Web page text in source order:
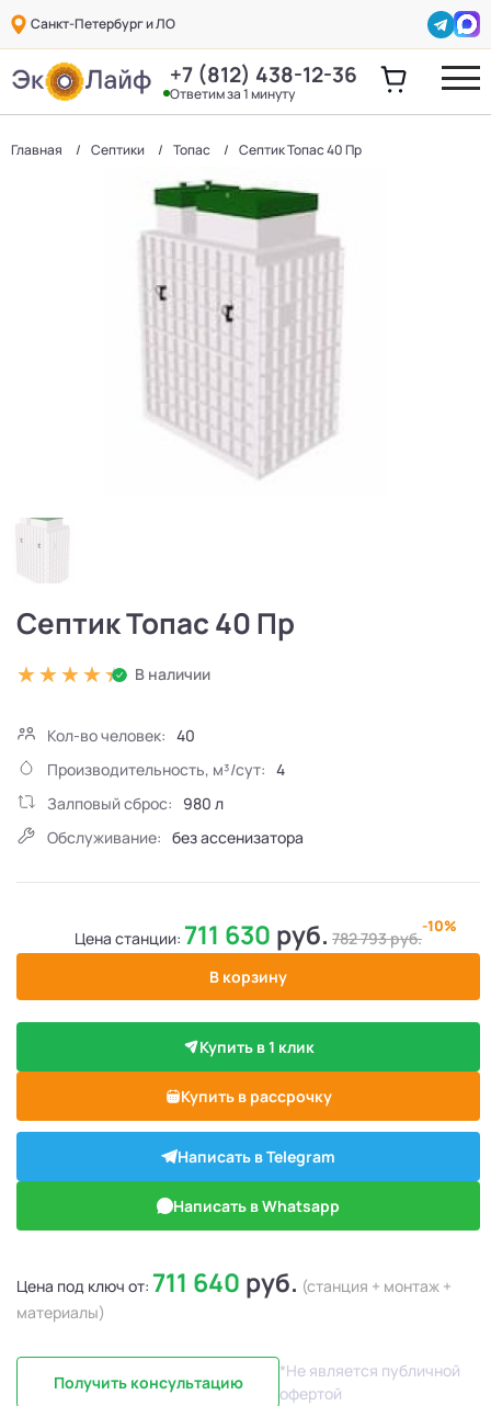
Санкт-Петербург и ЛО
+7 (812) 438-12-36
Ответим за 1 минуту
Главная Септики Топас Септик Топас 40 Пр
Септик Топас 40 Пр
В наличии
Кол-во человек: 40
Производительность, м³/сут: 4
Залповый сброс:
980 л
Обслуживание: без ассенизатора
Цена станции: 711 630 руб. 782 793руб.
-10%
В корзину
Купить в 1 клик
Купить в рассрочку
Написать в Telegram
Написать в Whatsapp
Цена под ключ от: 711 640 руб. (станция + монтаж +
материалы)
Получить консультацию
*Не является публичной
офертой